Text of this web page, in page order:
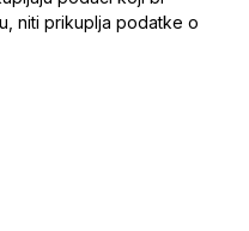
niti prikuplja podatke o